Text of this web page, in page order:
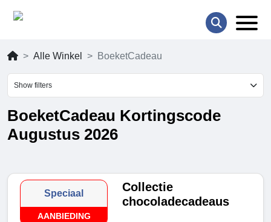
Alle Winkel BoeketCadeau
Show filters
BoeketCadeau Kortingscode
Augustus 2026
Speciaal
AANBIEDING
Collectie
chocoladecadeaus